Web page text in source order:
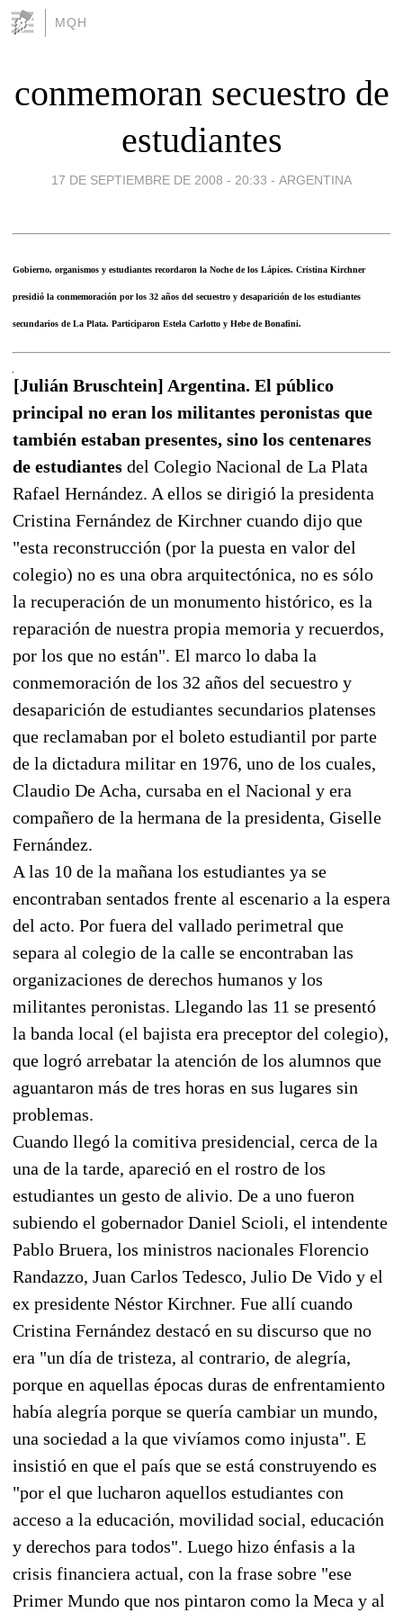
MQH
conmemoran secuestro de
estudiantes
17 DE SEPTIEMBRE DE 2008 - 20:33 - ARGENTINA
Gobierno, organismos y estudiantes recordaron la Noche de los Lápices. Cristina Kirchner
presidió la conmemoración por los 32 años del secuestro y desaparición de los estudiantes
secundarios de La Plata. Participaron Estela Carlotto y Hebe de Bonafini.
[Julián Bruschtein] Argentina. El público
principal no eran los militantes peronistas que
también estaban presentes, sino los centenares
de estudiantes del Colegio Nacional de La Plata
Rafael Hernández. A ellos se dirigió la presidenta
Cristina Fernández de Kirchner cuando dijo que
"esta reconstrucción (por la puesta en valor del
colegio) no es una obra arquitectónica, no es sólo
la recuperación de un monumento histórico, es la
reparación de nuestra propia memoria y recuerdos,
por los que no están". El marco lo daba la
conmemoración de los 32 años del secuestro y
desaparición de estudiantes secundarios platenses
que reclamaban por el boleto estudiantil por parte
de la dictadura militar en 1976, uno de los cuales,
Claudio De Acha, cursaba en el Nacional y era
compañero de la hermana de la presidenta, Giselle
Fernández.
A las 10 de la mañana los estudiantes ya se
encontraban sentados frente al escenario a la espera
del acto. Por fuera del vallado perimetral que
separa al colegio de la calle se encontraban las
organizaciones de derechos humanos y los
militantes peronistas. Llegando las 11 se presentó
la banda local (el bajista era preceptor del colegio),
que logró arrebatar la atención de los alumnos que
aguantaron más de tres horas en sus lugares sin
problemas.
Cuando llegó la comitiva presidencial, cerca de la
una de la tarde, apareció en el rostro de los
estudiantes un gesto de alivio. De a uno fueron
subiendo el gobernador Daniel Scioli, el intendente
Pablo Bruera, los ministros nacionales Florencio
Randazzo, Juan Carlos Tedesco, Julio De Vido y el
ex presidente Néstor Kirchner. Fue allí cuando
Cristina Fernández destacó en su discurso que no
era "un día de tristeza, al contrario, de alegría,
porque en aquellas épocas duras de enfrentamiento
había alegría porque se quería cambiar un mundo,
una sociedad a la que vivíamos como injusta". E
insistió en que el país que se está construyendo es
"por el que lucharon aquellos estudiantes con
acceso a la educación, movilidad social, educación
y derechos para todos". Luego hizo énfasis a la
crisis financiera actual, con la frase sobre "ese
Primer Mundo que nos pintaron como la Meca y al